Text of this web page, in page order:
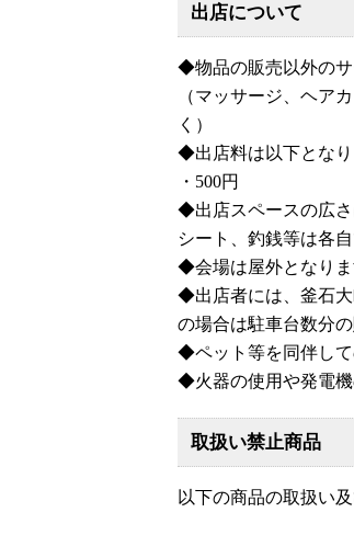
出店について
◆物品の販売以外の
（マッサージ、ヘア
く）
◆出店料は以下とな
・500円
◆出店スペースの広さ
シート、釣銭等は各
◆会場は屋外となりま
◆出店者には、釜石大
の場合は駐車台数分の
◆ペット等を同伴して
◆火器の使用や発電
取扱い禁止商品
以下の商品の取扱い